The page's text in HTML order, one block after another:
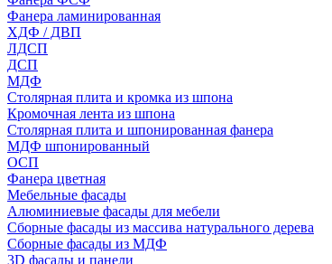
Фанера ламинированная
ХДФ / ДВП
ЛДСП
ДСП
МДФ
Столярная плита и кромка из шпона
Кромочная лента из шпона
Столярная плита и шпонированная фанера
МДФ шпонированный
ОСП
Фанера цветная
Мебельные фасады
Алюминиевые фасады для мебели
Сборные фасады из массива натурального дерева
Сборные фасады из МДФ
3D фасады и панели